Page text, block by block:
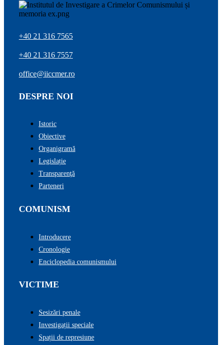
+40 21 316 7565
+40 21 316 7557
office@iiccmer.ro
DESPRE NOI
Istoric
Obiective
Organigramă
Legislație
Transparenţă
Parteneri
COMUNISM
Introducere
Cronologie
Enciclopedia comunismului
VICTIME
Sesizări penale
Investigații speciale
Spații de represiune